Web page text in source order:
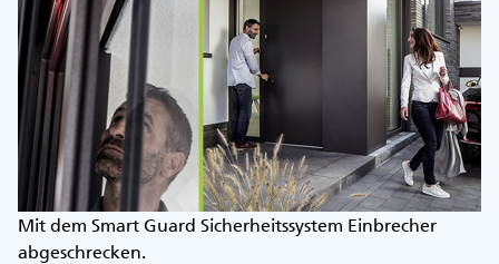
Mit dem Smart Guard Sicherheitssystem Einbrecher
abgeschrecken.